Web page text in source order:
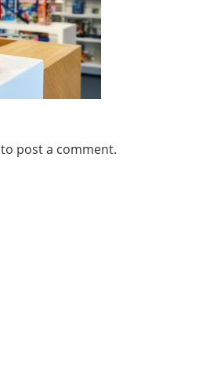
to post a comment.